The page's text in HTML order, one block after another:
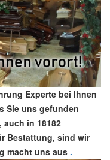
Experte bei Ihnen
Sie uns gefunden
auch in 18182
Bestattung, sind wir
macht uns aus .